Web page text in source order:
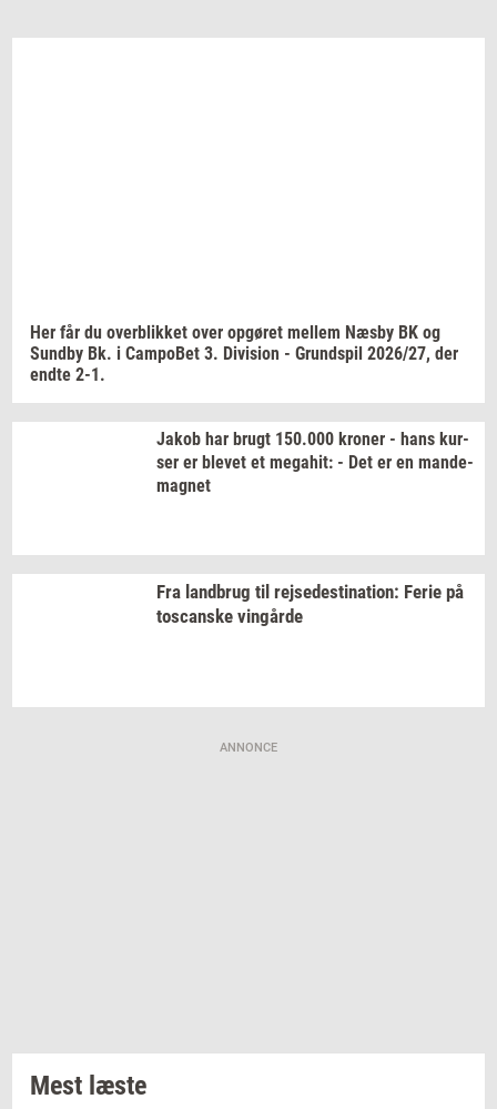
Her får du over­blik­ket over op­gø­ret mel­lem Næsby BK og
Sund­by Bk. i Cam­po­Bet 3. Di­vi­sion - Grund­spil 2026/27, der
endte 2-1.
Jakob har brugt 150.000 kro­ner - hans kur­
ser er ble­vet et me­ga­hit: - Det er en mande-​
magnet
Fra land­brug til rej­se­desti­na­tion: Ferie på
toscan­ske vin­går­de
ANNONCE
Mest læste